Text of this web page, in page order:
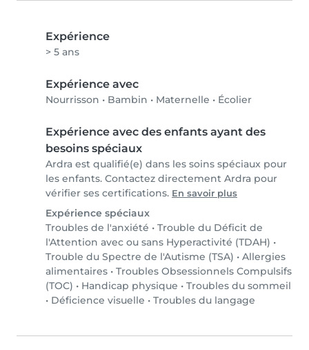
Expérience
> 5 ans
Expérience avec
Nourrisson • Bambin • Maternelle • Écolier
Expérience avec des enfants ayant des
besoins spéciaux
Ardra est qualifié(e) dans les soins spéciaux pour
les enfants. Contactez directement Ardra pour
vérifier ses certifications. En savoir plus
Expérience spéciaux
Troubles de l'anxiété • Trouble du Déficit de
l'Attention avec ou sans Hyperactivité (TDAH) •
Trouble du Spectre de l'Autisme (TSA) • Allergies
alimentaires • Troubles Obsessionnels Compulsifs
(TOC) • Handicap physique • Troubles du sommeil
• Déficience visuelle • Troubles du langage